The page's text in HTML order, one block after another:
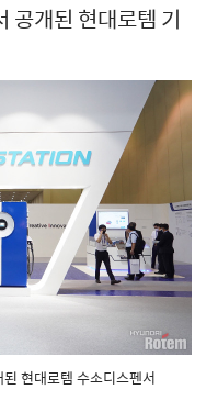
공개된 현대로템 기
현대로템 수소디스펜서